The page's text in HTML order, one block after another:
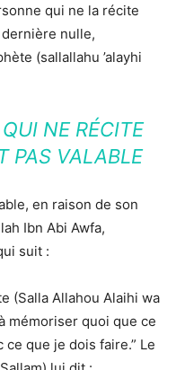
qui ne la récite
nulle,
(sallallahu ’alayhi
NE RÉCITE
PAS VALABLE
en raison de son
Ibn Abi Awfa,
suit :
(Salla Allahou Alaihi wa
mémoriser quoi que ce
que je dois faire.” Le